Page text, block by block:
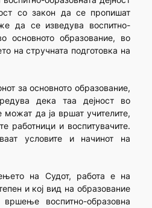
со закон да се пропишат
да се изведува воспитно-
основното образование, во
на стручната подготовка на
за основното образование,
дека таа дејност во
можат да ја вршат учителите,
работници и воспитувачите.
условите и начинот на
на Судот, работа е на
и кој вид на образование
воспитно-образовна